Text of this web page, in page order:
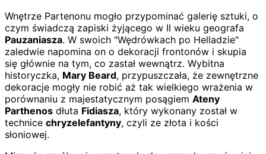
Wnętrze Partenonu mogło przypominać galerię sztuki, o
czym świadczą zapiski żyjącego w II wieku geografa
Pauzaniasza. W swoich "Wędrówkach po Helladzie"
zaledwie napomina on o dekoracji frontonów i skupia
się głównie na tym, co zastał wewnątrz. Wybitna
historyczka, Mary Beard, przypuszczała, że zewnętrzne
dekoracje mogły nie robić aż tak wielkiego wrażenia w
porównaniu z majestatycznym posągiem Ateny
Parthenos dłuta Fidiasza, który wykonany został w
technice chryzelefantyny, czyli ze złota i kości
słoniowej.